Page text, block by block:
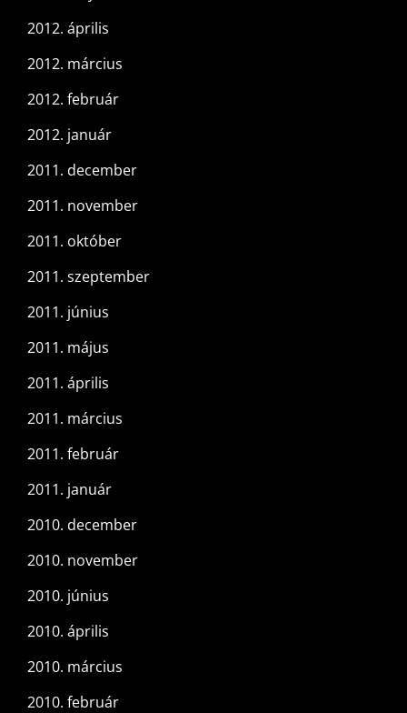
2012. április
2012. március
2012. február
2012. január
2011. december
2011. november
2011. október
2011. szeptember
2011. június
2011. május
2011. április
2011. március
2011. február
2011. január
2010. december
2010. november
2010. június
2010. április
2010. március
2010. február